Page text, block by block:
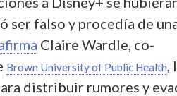
ser falso y procedía de
Claire Wardle, co-
Brown University of Public Health
distribuir rumores y